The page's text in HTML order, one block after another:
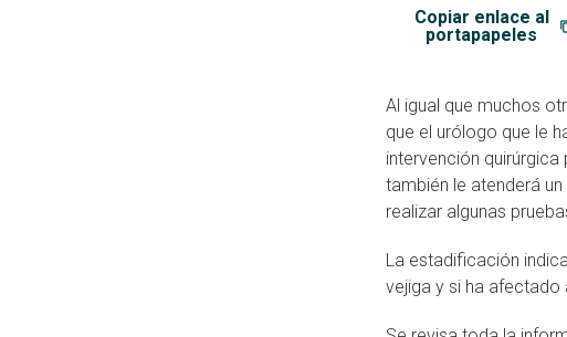
Copiar enlace al
portapapeles
Al igual que muchos
que el urólogo que le
intervención
también le atenderá
realizar algunas
La estadificación
vejiga y si ha